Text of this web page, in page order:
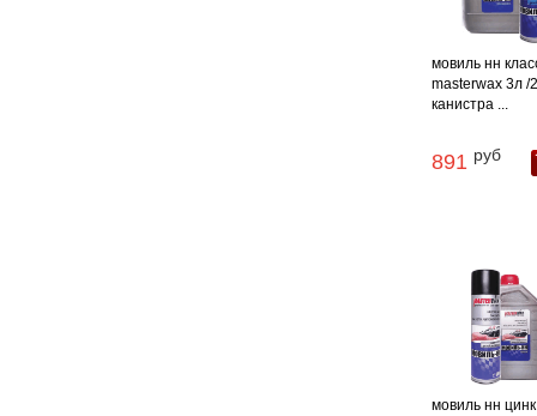
мовиль нн
masterwax 3л /
канистра ...
891 руб
мовиль нн цинк